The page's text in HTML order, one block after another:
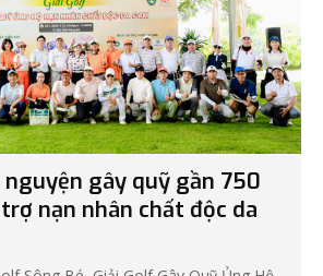
gây quỹ gần 750
nạn nhân chất độc da